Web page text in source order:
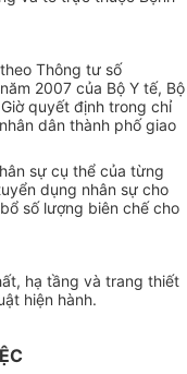
Thông tư số
2007 của Bộ Y tế, Bộ
quyết định trong chỉ
dân thành phố giao
sự cụ thể của từng
dụng nhân sự cho
số lượng biên chế cho
hạ tầng và trang thiết
hiện hành.